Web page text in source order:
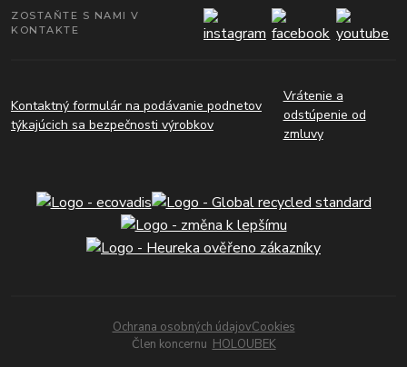
ZOSTAŇTE S NAMI V
KONTAKTE
Kontaktný formulár na podávanie podnetov
týkajúcich sa bezpečnosti výrobkov
Vrátenie a
odstúpenie od
zmluvy
Ochrana osobných údajovCookies
Člen koncernu HOLOUBEK